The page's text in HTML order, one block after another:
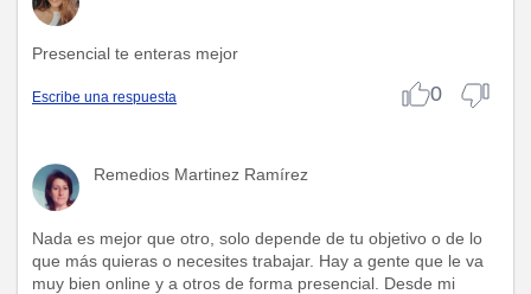
Presencial te enteras mejor
Escribe una respuesta 0
Remedios Martinez Ramírez
Nada es mejor que otro, solo depende de tu objetivo o de lo
que más quieras o necesites trabajar. Hay a gente que le va
muy bien online y a otros de forma presencial. Desde mi